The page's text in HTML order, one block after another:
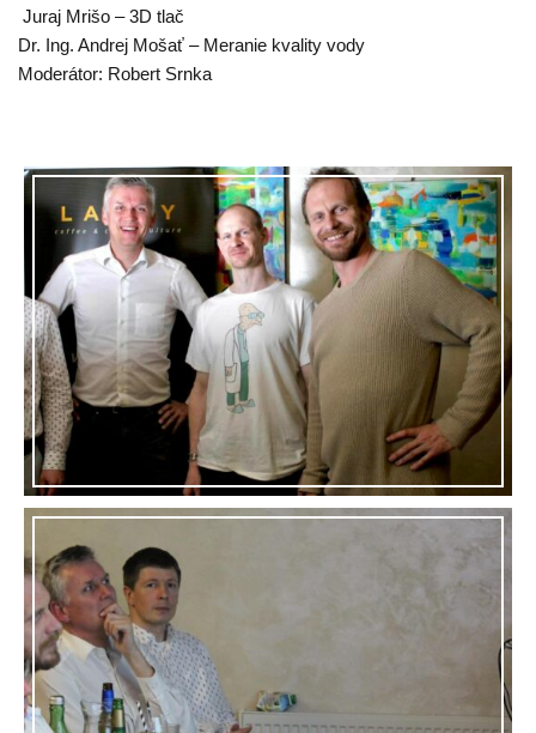
Juraj Mrišo – 3D tlač
Dr. Ing. Andrej Mošať – Meranie kvality vody
Moderátor: Robert Srnka